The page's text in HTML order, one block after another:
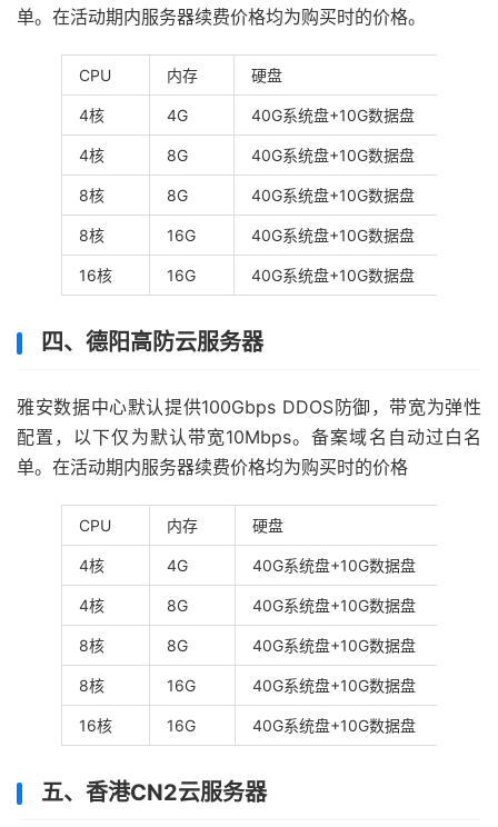
单。在活动期内服务器续费价格均为购买时的价格。
CPU 内存 硬盘
4核 4G 40G系统盘+10G数据盘
4核 8G 40G系统盘+10G数据盘
8核 8G 40G系统盘+10G数据盘
8核 16G 40G系统盘+10G数据盘
16核 16G 40G系统盘+10G数据盘
四、德阳高防云服务器
雅安数据中心默认提供100Gbps DDOS防御，带宽为弹性
配置，以下仅为默认带宽10Mbps。备案域名自动过白名
单。在活动期内服务器续费价格均为购买时的价格
CPU 内存 硬盘
4核 4G 40G系统盘+10G数据盘
4核 8G 40G系统盘+10G数据盘
8核 8G 40G系统盘+10G数据盘
8核 16G 40G系统盘+10G数据盘
16核 16G 40G系统盘+10G数据盘
五、香港CN2云服务器